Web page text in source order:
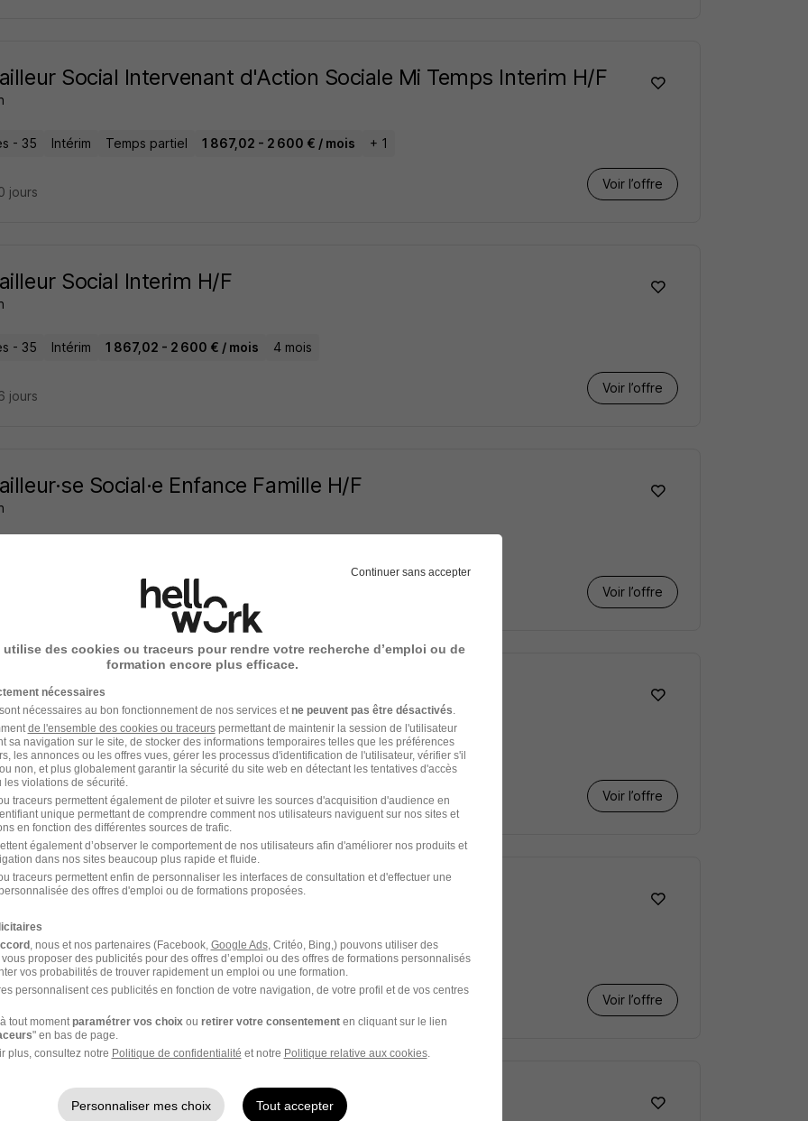
Social Intervenant d'Action Sociale Mi Temps Interim H/F
- 35 Intérim Temps partiel 1 867,02 - 2 600 € / mois + 1
Voir l’offre
jours
Social Interim H/F
- 35 Intérim 1 867,02 - 2 600 € / mois 4 mois
Voir l’offre
jours
Social·e Enfance Famille H/F
Voir l’offre
de Service Mna H/F
- 35 CDD 1 mois
Voir l’offre
jours
Socio-Éducatif H/F
- 35 Alternance 1 020 - 1 400 € / mois 1 an
Voir l’offre
jours
d'Action Sociale H/F
Continuer sans accepter
utilise des cookies ou traceurs pour rendre votre recherche d’emploi ou de
formation encore plus efficace.
nécessaires
nécessaires au bon fonctionnement de nos services et ne peuvent pas être désactivés
de l'ensemble des cookies ou traceurspermettant de maintenir la session de l'utilisateur
sa navigation sur le site, de stocker des informations temporaires telles que les préférences
les annonces ou les offres vues, gérer les processus d'identification de l'utilisateur, vérifier s'il
non, et plus globalement garantir la sécurité du site web en détectant les tentatives d'accès
violations de sécurité.
traceurs permettent également de piloter et suivre les sources d'acquisition d'audience en
unique permettant de comprendre comment nos utilisateurs naviguent sur nos sites et
en fonction des différentes sources de trafic.
également d’observer le comportement de nos utilisateurs afin d'améliorer nos produits et
dans nos sites beaucoup plus rapide et fluide.
traceurs permettent enfin de personnaliser les interfaces de consultation et d'effectuer une
des offres d'emploi ou de formations proposées.
, nous et nos partenaires (Facebook, Google Ads, Critéo, Bing,) pouvons utiliser des
proposer des publicités pour des offres d’emploi ou des offres de formations personnalisés
vos probabilités de trouver rapidement un emploi ou une formation.
personnalisent ces publicités en fonction de votre navigation, de votre profil et de vos centres
tout moment paramétrer vos choix ou retirer votre consentementen cliquant sur le lien
" en bas de page.
plus, consultez notre Politique de confidentialité et notre Politique relative aux cookies.
Personnaliser mes choix Tout accepter